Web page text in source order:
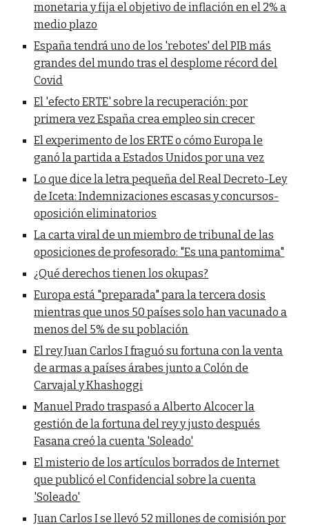
monetaria y fija el objetivo de inflación en el 2% a
medio plazo
España tendrá uno de los 'rebotes' del PIB más
grandes del mundo tras el desplome récord del
Covid
El 'efecto ERTE' sobre la recuperación: por
primera vez España crea empleo sin crecer
El experimento de los ERTE o cómo Europa le
ganó la partida a Estados Unidos por una vez
Lo que dice la letra pequeña del Real Decreto-Ley
de Iceta: Indemnizaciones escasas y concursos-
oposición eliminatorios
La carta viral de un miembro de tribunal de las
oposiciones de profesorado: "Es una pantomima"
¿Qué derechos tienen los okupas?
Europa está "preparada" para la tercera dosis
mientras que unos 50 países solo han vacunado a
menos del 5% de su población
El rey Juan Carlos I fraguó su fortuna con la venta
de armas a países árabes junto a Colón de
Carvajal y Khashoggi
Manuel Prado traspasó a Alberto Alcocer la
gestión de la fortuna del rey y justo después
Fasana creó la cuenta 'Soleado'
El misterio de los artículos borrados de Internet
que publicó el Confidencial sobre la cuenta
'Soleado'
Juan Carlos I se llevó 52 millones de comisión por